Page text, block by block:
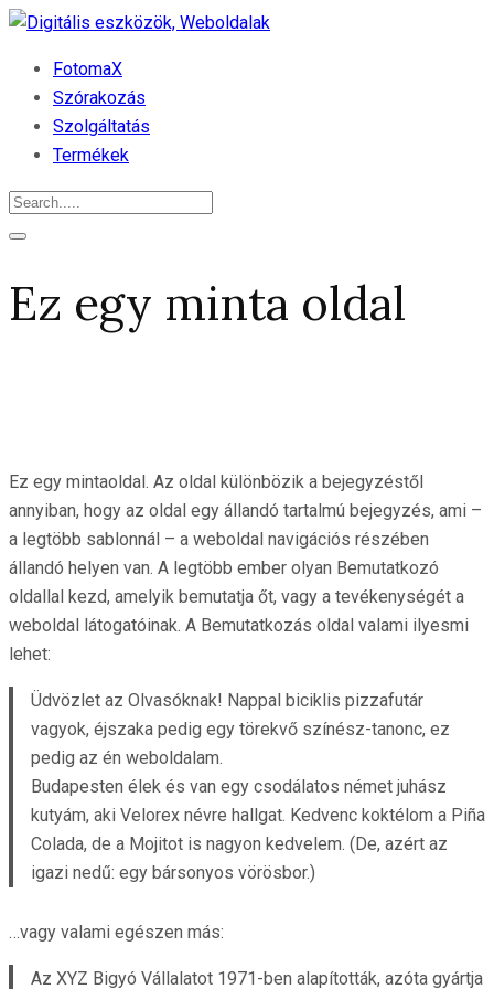
FotomaX
Szórakozás
Szolgáltatás
Termékek
Ez egy minta oldal
Ez egy mintaoldal. Az oldal különbözik a bejegyzéstől
annyiban, hogy az oldal egy állandó tartalmú bejegyzés, ami –
a legtöbb sablonnál – a weboldal navigációs részében
állandó helyen van. A legtöbb ember olyan Bemutatkozó
oldallal kezd, amelyik bemutatja őt, vagy a tevékenységét a
weboldal látogatóinak. A Bemutatkozás oldal valami ilyesmi
lehet:
Üdvözlet az Olvasóknak! Nappal biciklis pizzafutár
vagyok, éjszaka pedig egy törekvő színész-tanonc, ez
pedig az én weboldalam.
Budapesten élek és van egy csodálatos német juhász
kutyám, aki Velorex névre hallgat. Kedvenc koktélom a Piña
Colada, de a Mojitot is nagyon kedvelem. (De, azért az
igazi nedű: egy bársonyos vörösbor.)
…vagy valami egészen más:
Az XYZ Bigyó Vállalatot 1971-ben alapították, azóta gyártja